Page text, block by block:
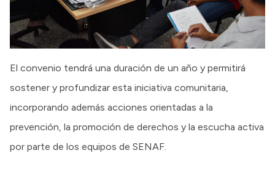
El convenio tendrá una duración de un año y permitirá
sostener y profundizar esta iniciativa comunitaria,
incorporando además acciones orientadas a la
prevención, la promoción de derechos y la escucha activa
por parte de los equipos de SENAF.